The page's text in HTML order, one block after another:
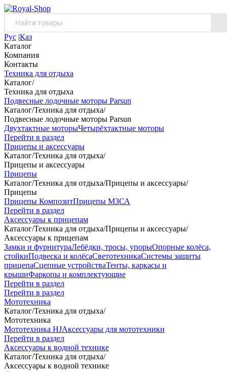
Рус |Қаз
Каталог
Компания
Контакты
Техника для отдыха
Каталог/
Техника для отдыха
Подвесные лодочные моторы Parsun
Каталог/Техника для отдыха/
Подвесные лодочные моторы Parsun
Двухтактные моторыЧетырёхтактные моторы
Перейти в раздел
Прицепы и аксессуары
Каталог/Техника для отдыха/
Прицепы и аксессуары
Прицепы
Каталог/Техника для отдыха/Прицепы и аксессуары/
Прицепы
Прицепы КомпозитПрицепы МЗСА
Перейти в раздел
Аксессуары к прицепам
Каталог/Техника для отдыха/Прицепы и аксессуары/
Аксессуары к прицепам
Замки и фурнитураЛебёдки, тросы, упорыОпорные колёса,
стойкиПодвеска и колёсаСветотехникаСистемы защиты
прицепаСцепные устройстваТенты, каркасы и
крышиФаркопы и комплектующие
Перейти в раздел
Перейти в раздел
Мототехника
Каталог/Техника для отдыха/
Мототехника
Мототехника HJАксессуары для мототехники
Перейти в раздел
Аксессуары к водной технике
Каталог/Техника для отдыха/
Аксессуары к водной технике